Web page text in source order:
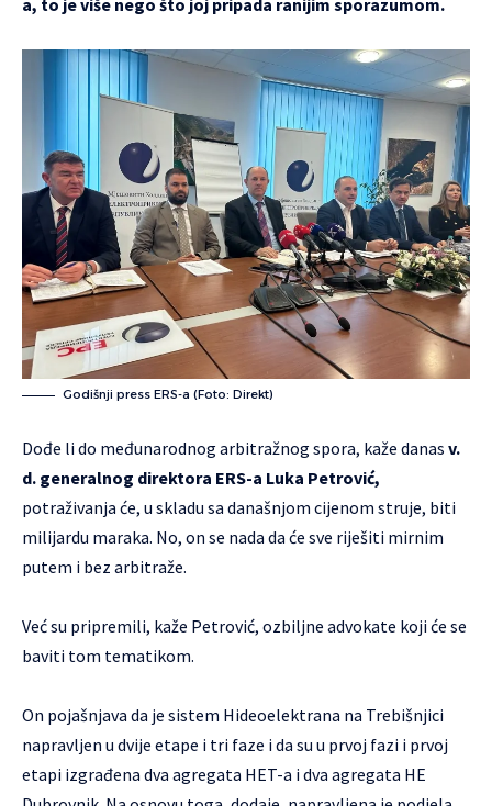
a, to je više nego što joj pripada ranijim sporazumom.
Godišnji press ERS-a (Foto: Direkt)
Dođe li do međunarodnog arbitražnog spora, kaže danas v.
d. generalnog direktora ERS-a Luka Petrović,
potraživanja će, u skladu sa današnjom cijenom struje, biti
milijardu maraka. No, on se nada da će sve riješiti mirnim
putem i bez arbitraže.
Već su pripremili, kaže Petrović, ozbiljne advokate koji će se
baviti tom tematikom.
On pojašnjava da je sistem Hideoelektrana na Trebišnjici
napravljen u dvije etape i tri faze i da su u prvoj fazi i prvoj
etapi izgrađena dva agregata HET-a i dva agregata HE